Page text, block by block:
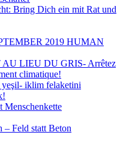
Bring Dich ein mit Rat und
2019 HUMAN
LIEU DU GRIS- Arrêtez
climatique!
iklim felaketini
Menschenkette
– Feld statt Beton